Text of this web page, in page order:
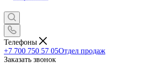
Телефоны
+7 700 750 57 05Отдел продаж
Заказать звонок